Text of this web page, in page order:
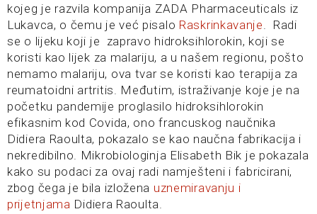
kojeg je razvila kompanija ZADA Pharmaceuticals iz
Lukavca, o čemu je već pisalo Raskrinkavanje. Radi
se o lijeku koji je zapravo hidroksihlorokin, koji se
koristi kao lijek za malariju, a u našem regionu, pošto
nemamo malariju, ova tvar se koristi kao terapija za
reumatoidni artritis. Međutim, istraživanje koje je na
početku pandemije proglasilo hidroksihlorokin
efikasnim kod Covida, ono francuskog naučnika
Didiera Raoulta, pokazalo se kao naučna fabrikacija i
nekredibilno. Mikrobiologinja Elisabeth Bik je pokazala
kako su podaci za ovaj radi namješteni i fabricirani,
zbog čega je bila izložena uznemiravanju i
prijetnjama Didiera Raoulta.